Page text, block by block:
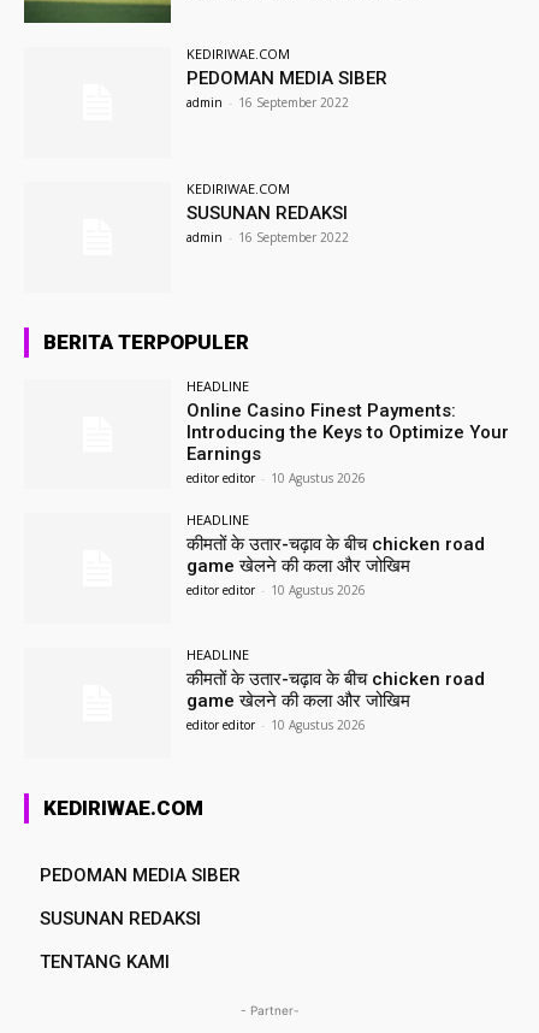
KEDIRIWAE.COM
PEDOMAN MEDIA SIBER
admin - 16 September 2022
KEDIRIWAE.COM
SUSUNAN REDAKSI
admin - 16 September 2022
BERITA TERPOPULER
HEADLINE
Online Casino Finest Payments:
Introducing the Keys to Optimize Your
Earnings
editor editor - 10 Agustus 2026
HEADLINE
कीमतों के उतार-चढ़ाव के बीच chicken road
game खेलने की कला और जोखिम
editor editor - 10 Agustus 2026
HEADLINE
कीमतों के उतार-चढ़ाव के बीच chicken road
game खेलने की कला और जोखिम
editor editor - 10 Agustus 2026
KEDIRIWAE.COM
PEDOMAN MEDIA SIBER
SUSUNAN REDAKSI
TENTANG KAMI
- Partner-